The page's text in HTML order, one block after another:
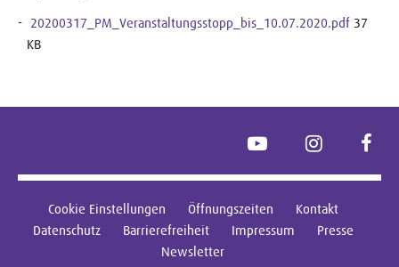
20200317_PM_Veranstaltungsstopp_bis_10.07.2020.pdf 37
KB
YouTube Instagram
Cookie Einstellungen Öffnungszeiten
Kontakt
Datenschutz
Barrierefreiheit Impressum
Presse
Newsletter